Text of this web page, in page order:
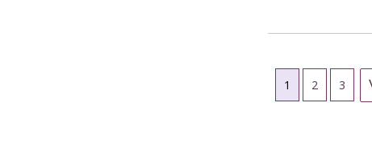
1 2 3